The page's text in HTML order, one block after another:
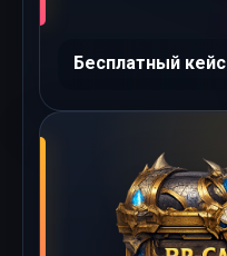
Бесплатный кейс